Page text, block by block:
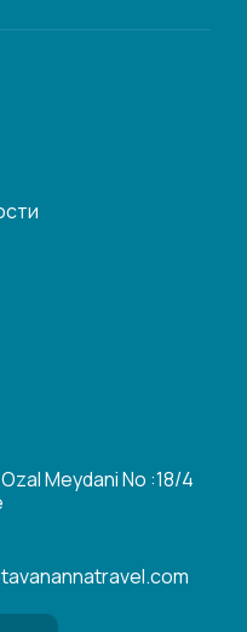
Meydani No :18/4